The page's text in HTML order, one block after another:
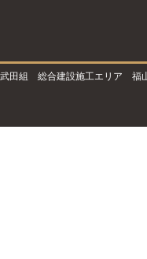
武田組 総合建設施工エリア 福